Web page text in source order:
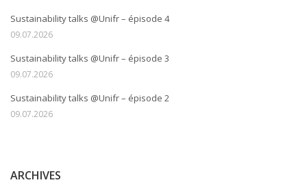
Sustainability talks @Unifr – épisode 4
09.07.2026
Sustainability talks @Unifr – épisode 3
09.07.2026
Sustainability talks @Unifr – épisode 2
09.07.2026
ARCHIVES